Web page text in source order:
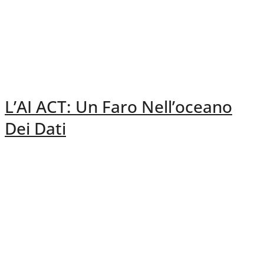
L’AI ACT: Un Faro Nell’oceano
Dei Dati